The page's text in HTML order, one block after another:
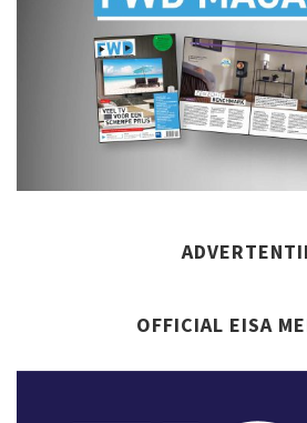
OFFICIAL EISA